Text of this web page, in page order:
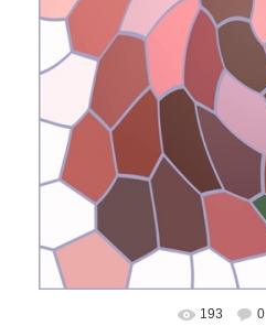
В реальном размере
193 0